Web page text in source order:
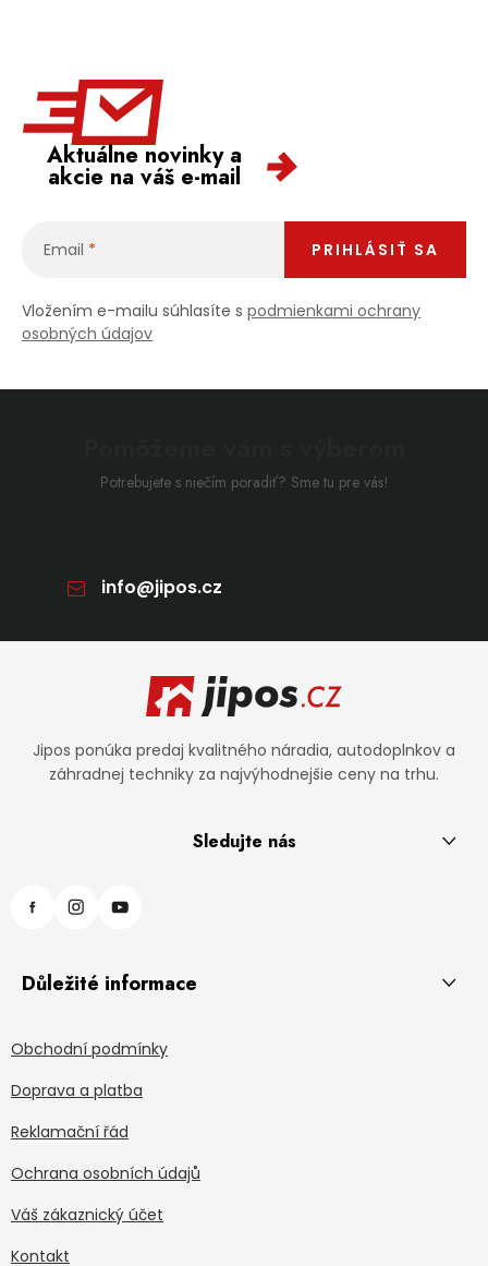
Aktuálne novinky a
akcie na váš e-mail
Email
Vložením e-mailu súhlasíte s podmienkami ochrany
osobných údajov
PRIHLÁSIŤ SA
Potrebujete s niečím poradiť? Sme tu pre vás!
info@jipos.cz
Jipos ponúka predaj kvalitného náradia, autodoplnkov a
záhradnej techniky za najvýhodnejšie ceny na trhu.
Sledujte nás
Důležité informace
Obchodní podmínky
Doprava a platba
Reklamační řád
Ochrana osobních údajů
Váš zákaznický účet
Kontakt